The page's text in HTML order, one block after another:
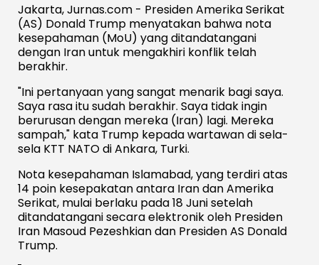
Jakarta, Jurnas.com - Presiden Amerika Serikat
(AS) Donald Trump menyatakan bahwa nota
kesepahaman (MoU) yang ditandatangani
dengan Iran untuk mengakhiri konflik telah
berakhir.
"Ini pertanyaan yang sangat menarik bagi saya.
Saya rasa itu sudah berakhir. Saya tidak ingin
berurusan dengan mereka (Iran) lagi. Mereka
sampah," kata Trump kepada wartawan di sela-
sela KTT NATO di Ankara, Turki.
Nota kesepahaman Islamabad, yang terdiri atas
14 poin kesepakatan antara Iran dan Amerika
Serikat, mulai berlaku pada 18 Juni setelah
ditandatangani secara elektronik oleh Presiden
Iran Masoud Pezeshkian dan Presiden AS Donald
Trump.